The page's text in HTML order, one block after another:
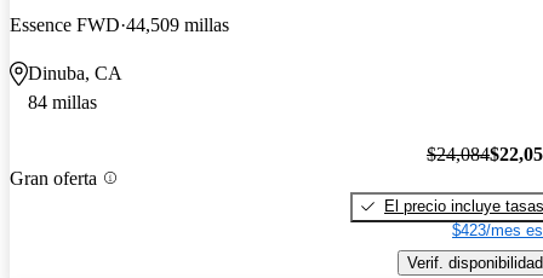
Essence FWD 44,509 millas
Dinuba, CA
84 millas
Gran oferta
$24,084
El precio incluye tasas
$423/mes
Verif. disponibilidad